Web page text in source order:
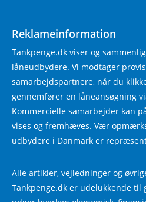
Reklameinformation
Tankpenge.dk viser og
låneudbydere. Vi modtager
samarbejdspartnere, når du
gennemfører en låneansøgning
Kommercielle samarbejder kan
vises og fremhæves. Vær
udbydere i Danmark er
Alle artikler, vejledninger og
Tankpenge.dk er udelukkende